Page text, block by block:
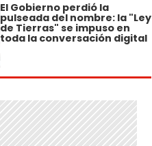
El Gobierno perdió la
pulseada del nombre: la "Ley
de Tierras" se impuso en
toda la conversación digital